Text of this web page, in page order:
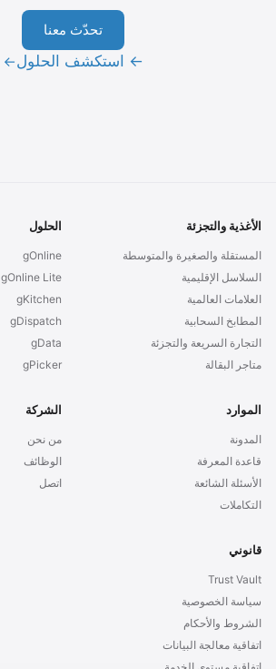
تحدّث معنا
← استكشف الحلول→
الأغذية والتجزئة
المستقلة والصغيرة والمتوسطة
السلاسل الإقليمية
العلامات العالمية
المطابخ السحابية
التجارة السريعة والتجزئة
متاجر البقالة
الحلول
gOnline
gOnline Lite
gKitchen
gDispatch
gData
gPicker
الموارد
المدونة
قاعدة المعرفة
الأسئلة الشائعة
التكاملات
الشركة
من نحن
الوظائف
اتصل
قانوني
Trust Vault
سياسة الخصوصية
الشروط والأحكام
اتفاقية معالجة البيانات